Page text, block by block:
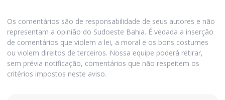
Os comentários são de responsabilidade de seus autores e não
representam a opinião do Sudoeste Bahia. É vedada a inserção
de comentários que violem a lei, a moral e os bons costumes
ou violem direitos de terceiros. Nossa equipe poderá retirar,
sem prévia notificação, comentários que não respeitem os
critérios impostos neste aviso.